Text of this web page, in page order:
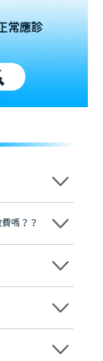
常應診
來自香港、內地的
統全球放心植牙中
澳大灣區及周邊城
分院，香港亦設
免費咨詢，讓人十
嗎？？
費用。
，顧客同意並簽字
率會及時告知客人